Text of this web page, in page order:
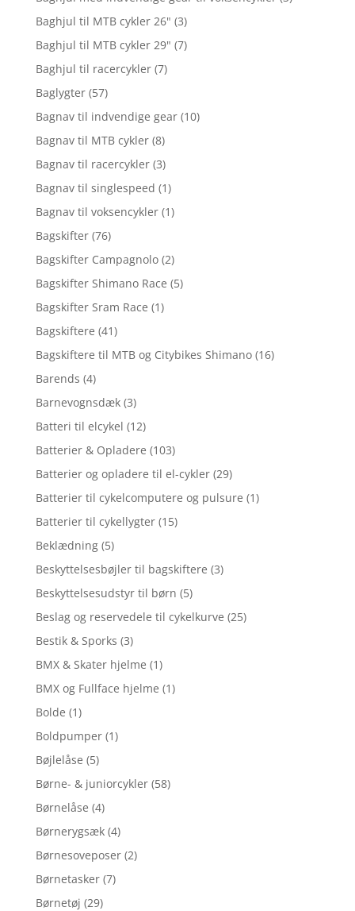
Baghjul til MTB cykler 26" (3)
Baghjul til MTB cykler 29" (7)
Baghjul til racercykler (7)
Baglygter (57)
Bagnav til indvendige gear (10)
Bagnav til MTB cykler (8)
Bagnav til racercykler (3)
Bagnav til singlespeed (1)
Bagnav til voksencykler (1)
Bagskifter (76)
Bagskifter Campagnolo (2)
Bagskifter Shimano Race (5)
Bagskifter Sram Race (1)
Bagskiftere (41)
Bagskiftere til MTB og Citybikes Shimano (16)
Barends (4)
Barnevognsdæk (3)
Batteri til elcykel (12)
Batterier & Opladere (103)
Batterier og opladere til el-cykler (29)
Batterier til cykelcomputere og pulsure (1)
Batterier til cykellygter (15)
Beklædning (5)
Beskyttelsesbøjler til bagskiftere (3)
Beskyttelsesudstyr til børn (5)
Beslag og reservedele til cykelkurve (25)
Bestik & Sporks (3)
BMX & Skater hjelme (1)
BMX og Fullface hjelme (1)
Bolde (1)
Boldpumper (1)
Bøjlelåse (5)
Børne- & juniorcykler (58)
Børnelåse (4)
Børnerygsæk (4)
Børnesoveposer (2)
Børnetasker (7)
Børnetøj (29)